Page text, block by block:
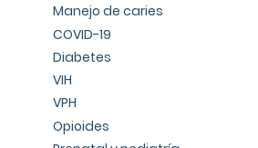
Manejo de caries
COVID-19
Diabetes
VIH
VPH
Opioides